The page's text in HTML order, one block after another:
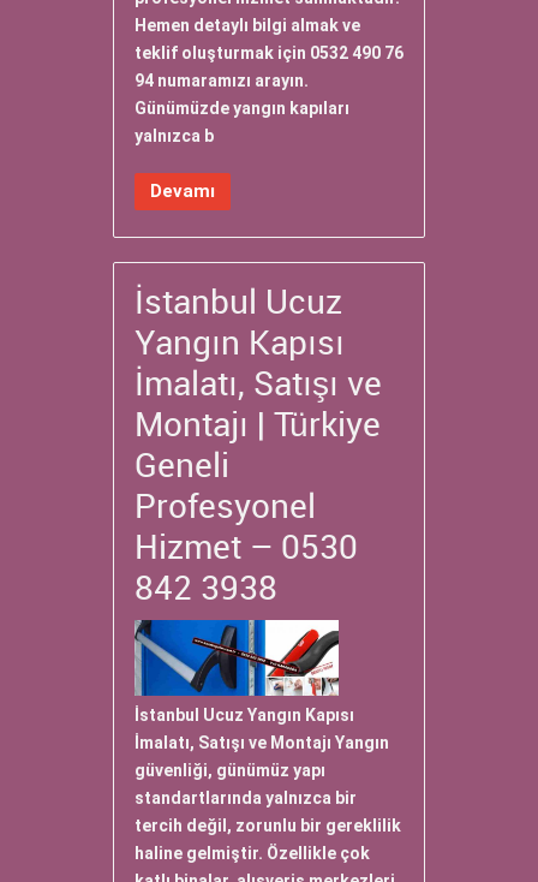
Hemen detaylı bilgi almak ve
teklif oluşturmak için 0532 490 76
94 numaramızı arayın.
Günümüzde yangın kapıları
yalnızca b
Devamı
İstanbul Ucuz
Yangın Kapısı
İmalatı, Satışı ve
Montajı | Türkiye
Geneli
Profesyonel
Hizmet – 0530
842 3938
İstanbul Ucuz Yangın Kapısı
İmalatı, Satışı ve Montajı Yangın
güvenliği, günümüz yapı
standartlarında yalnızca bir
tercih değil, zorunlu bir gereklilik
haline gelmiştir. Özellikle çok